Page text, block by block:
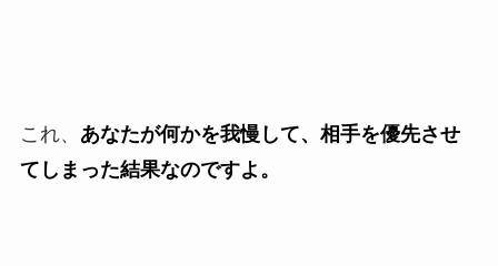
これ、 あなたが何かを我慢して、相手を優先させ
てしまった結果なのですよ。